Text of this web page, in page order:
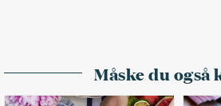
Måske du også